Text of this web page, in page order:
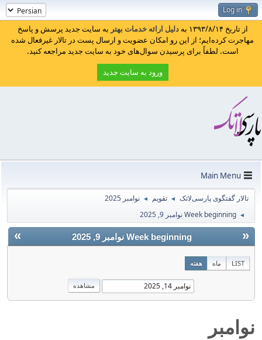
Log in
از تاریخ ۱۳۹۳/۸/۱۴ به دلیل ارائه خدمات بهتر به سایت جدید پرسش و پاسخ
مهاجرت کرده‌ایم؛ از این رو امکان عضویت و ارسال پست در تالار غیرفعال شده
است. لطفاً برای پرسیدن سوال‌های خود به سایت جدید مراجعه کنید.
ورود به سایت جدید
Main Menu
تالار گفتگوی پارسی‌لاتک ◄ تقویم ◄ نوامبر 2025
◄ Week beginning نوامبر 9, 2025
«
» Week beginning نوامبر 9, 2025
LIST ماه هفته
نوامبر